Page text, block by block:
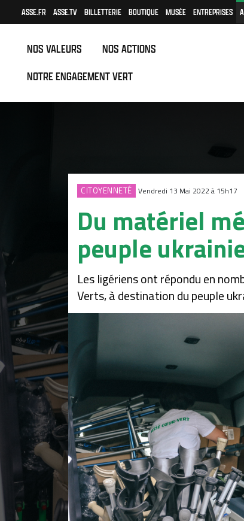
ASSE.FR ASSE.TV BILLETTERIE BOUTIQUE MUSÉE ENTREPRISES
NOS VALEURS
NOS ACTIONS
NOTRE ENGAGEMENT VERT
CITOYENNETÉ Vendredi 13 Mai 2022 à 15h17
Du matériel
peuple
Les ligériens ont répondu en
Verts, à destination du peuple